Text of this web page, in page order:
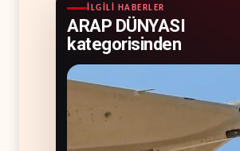
İLGILI HABERLER
ARAP DÜNYASI
kategorisinden